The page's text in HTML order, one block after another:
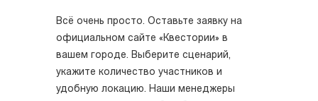
Всё очень просто. Оставьте заявку на
официальном сайте «Квестории» в
вашем городе. Выберите сценарий,
укажите количество участников и
удобную локацию. Наши менеджеры